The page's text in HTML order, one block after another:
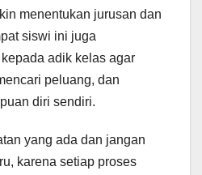
menentukan jurusan dan
siswi ini juga
adik kelas agar
peluang, dan
diri sendiri.
yang ada dan jangan
karena setiap proses